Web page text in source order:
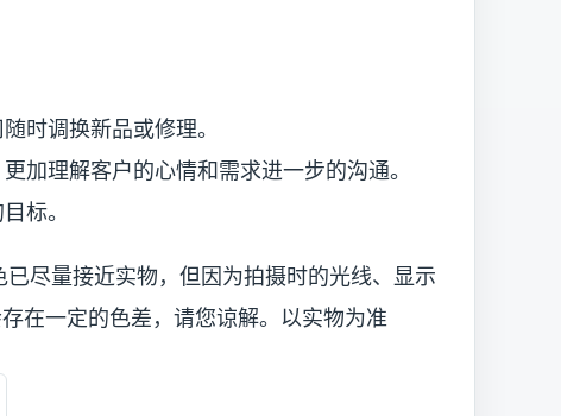
调换新品或修理。
理解客户的心情和需求进一步的沟通。
标。
尽量接近实物，但因为拍摄时的光线、显示
在一定的色差，请您谅解。以实物为准